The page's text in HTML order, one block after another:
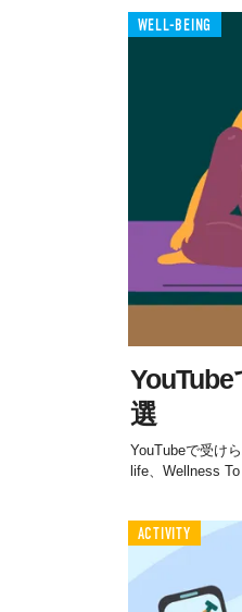
WELL-BEING
選
YouTubeで受け
life、Wellness
ACTIVITY